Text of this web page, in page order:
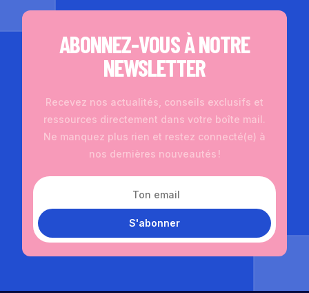
ABONNEZ-VOUS À NOTRE
NEWSLETTER
Recevez nos actualités, conseils exclusifs et
ressources directement dans votre boîte mail.
Ne manquez plus rien et restez connecté(e) à
nos dernières nouveautés !
S'abonner